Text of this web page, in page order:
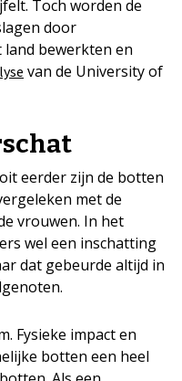
Toch worden de
door
bewerkten en
van de University of
eerder zijn de botten
met de
vrouwen. In het
wel een inschatting
dat gebeurde altijd in
Fysieke impact en
botten een heel